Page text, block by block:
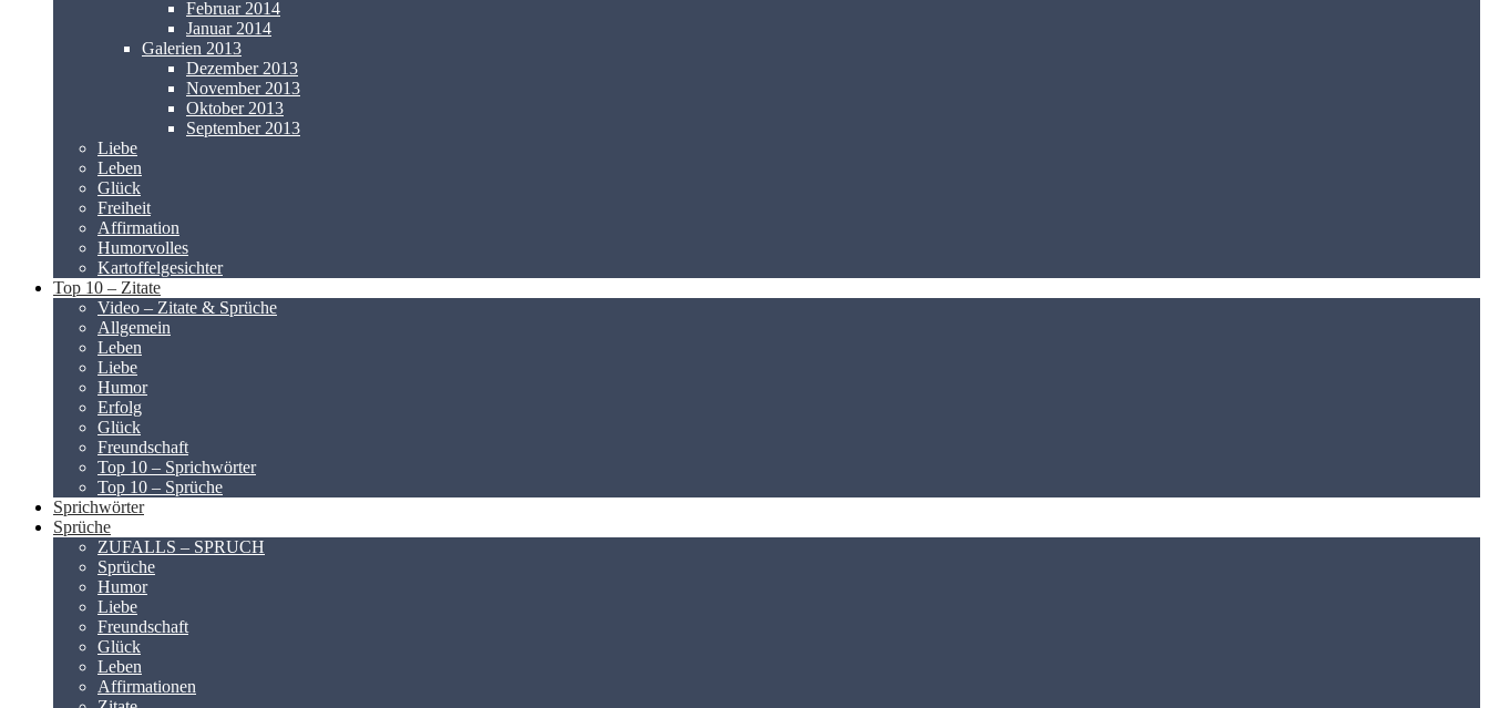
Februar 2014
Januar 2014
Galerien 2013
Dezember 2013
November 2013
Oktober 2013
September 2013
Liebe
Leben
Glück
Freiheit
Affirmation
Humorvolles
Kartoffelgesichter
Top 10 – Zitate
Video – Zitate & Sprüche
Allgemein
Leben
Liebe
Humor
Erfolg
Glück
Freundschaft
Top 10 – Sprichwörter
Top 10 – Sprüche
Sprichwörter
Sprüche
ZUFALLS – SPRUCH
Sprüche
Humor
Liebe
Freundschaft
Glück
Leben
Affirmationen